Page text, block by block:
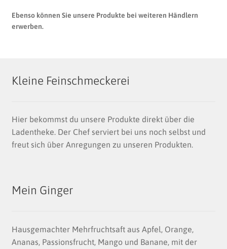
Ebenso können Sie unsere Produkte bei weiteren Händlern
erwerben.
Kleine Feinschmeckerei
Hier bekommst du unsere Produkte direkt über die
Ladentheke. Der Chef serviert bei uns noch selbst und
freut sich über Anregungen zu unseren Produkten.
Mein Ginger
Hausgemachter Mehrfruchtsaft aus Apfel, Orange,
Ananas, Passionsfrucht, Mango und Banane, mit der